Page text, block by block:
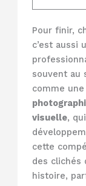
Pour finir,
c’est aussi
souvent au
comme une
visuelle,
cette
des clichés
histoire,